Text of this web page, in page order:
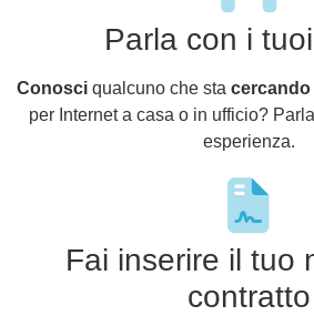
Parla con i
Conosci qualcuno che sta cercando
per Internet a casa o in ufficio?
esperienza.
Fai inserire il tuo
contratto